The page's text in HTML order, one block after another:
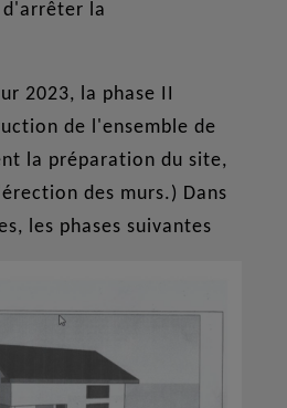
d'arrêter la
2023, la phase II
de l'ensemble de
la préparation du site,
des murs.) Dans
les phases suivantes